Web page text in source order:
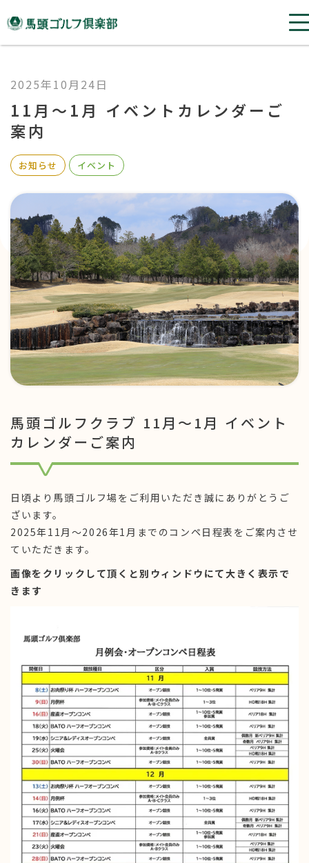
2025年10月24日
11月〜1月 イベントカレンダーご
案内
お知らせ イベント
馬頭ゴルフクラブ 11月〜1月 イベント
カレンダーご案内
日頃より馬頭ゴルフ場をご利用いただき誠にありがとうご
ざいます。
2025年11月〜2026年1月までのコンペ日程表をご案内させ
ていただきます。
画像をクリックして頂くと別ウィンドウにて大きく表示で
きます